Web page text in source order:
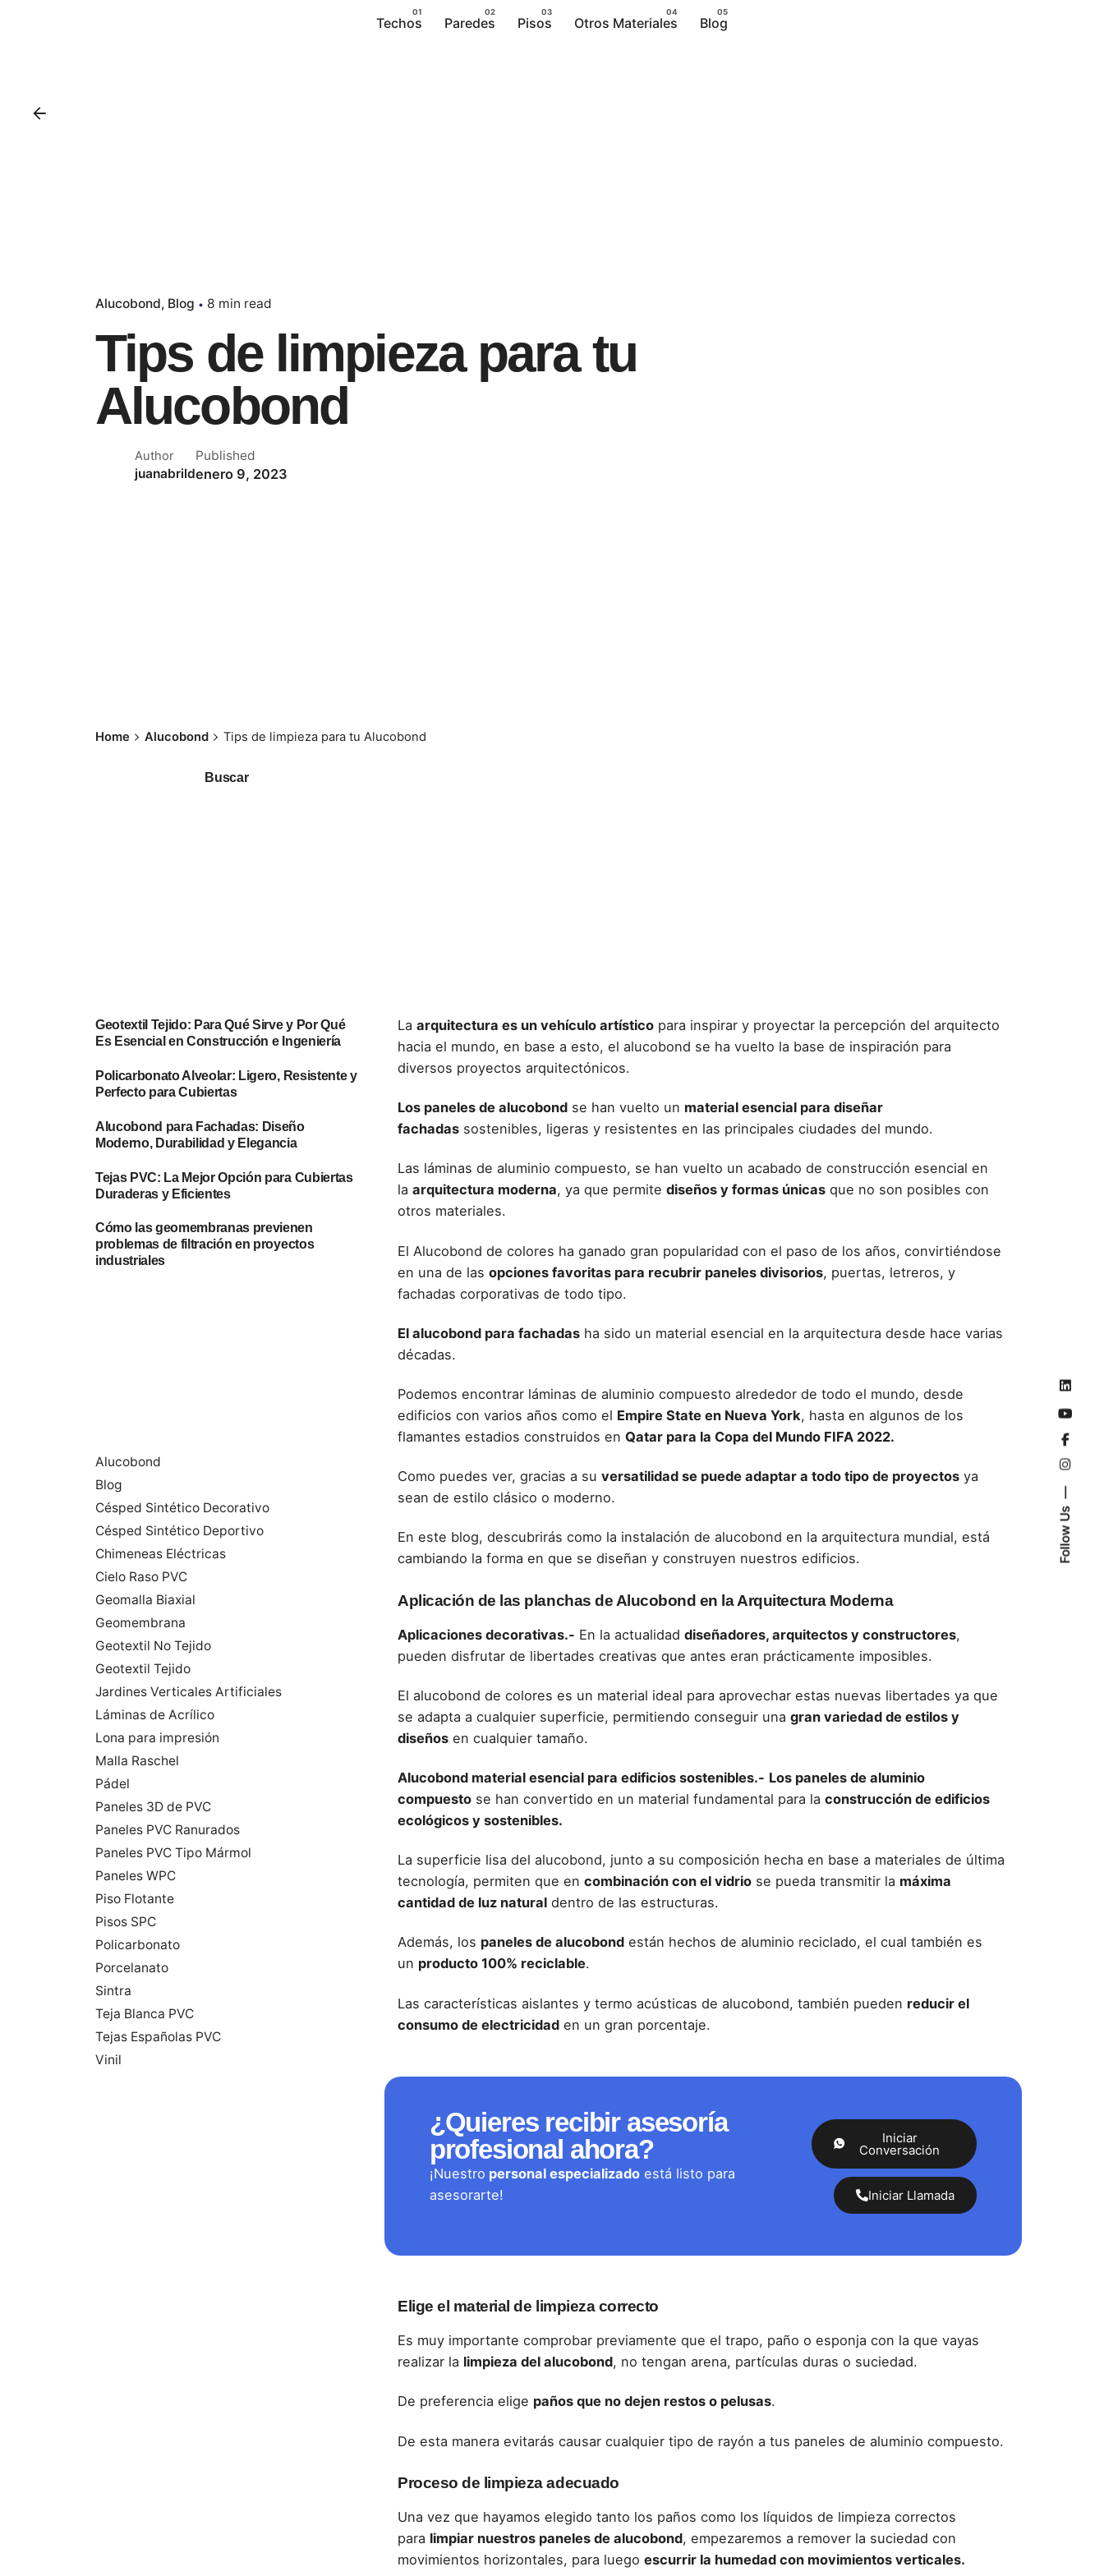
Follow Us
Techos Paredes Pisos Otros Materiales Blog
Alucobond Blog 8 min read
Tips de limpieza para tu
Alucobond
Author
juanabrild
Published
enero 9, 2023
Home Alucobond Tips de limpieza para tu Alucobond
Buscar
Geotextil Tejido: Para Qué Sirve y Por Qué
Es Esencial en Construcción e Ingeniería
Policarbonato Alveolar: Ligero, Resistente y
Perfecto para Cubiertas
Alucobond para Fachadas: Diseño
Moderno, Durabilidad y Elegancia
Tejas PVC: La Mejor Opción para Cubiertas
Duraderas y Eficientes
Cómo las geomembranas previenen
problemas de filtración en proyectos
industriales
Alucobond
Blog
Césped Sintético Decorativo
Césped Sintético Deportivo
Chimeneas Eléctricas
Cielo Raso PVC
Geomalla Biaxial
Geomembrana
Geotextil No Tejido
Geotextil Tejido
Jardines Verticales Artificiales
Láminas de Acrílico
Lona para impresión
Malla Raschel
Pádel
Paneles 3D de PVC
Paneles PVC Ranurados
Paneles PVC Tipo Mármol
Paneles WPC
Piso Flotante
Pisos SPC
Policarbonato
Porcelanato
Sintra
Teja Blanca PVC
Tejas Españolas PVC
Vinil
La arquitectura es un vehículo artístico para inspirar y proyectar la percepción del arquitecto
hacia el mundo, en base a esto, el alucobond se ha vuelto la base de inspiración para
diversos proyectos arquitectónicos.
Los paneles de alucobond se han vuelto un material esencial para diseñar
fachadas sostenibles, ligeras y resistentes en las principales ciudades del mundo.
Las láminas de aluminio compuesto, se han vuelto un acabado de construcción esencial en
la arquitectura moderna, ya que permite diseños y formas únicas que no son posibles con
otros materiales.
El Alucobond de colores ha ganado gran popularidad con el paso de los años, convirtiéndose
en una de las opciones favoritas para recubrir paneles divisorios, puertas, letreros, y
fachadas corporativas de todo tipo.
El alucobond para fachadas ha sido un material esencial en la arquitectura desde hace varias
décadas.
Podemos encontrar láminas de aluminio compuesto alrededor de todo el mundo, desde
edificios con varios años como el Empire State en Nueva York, hasta en algunos de los
flamantes estadios construidos en Qatar para la Copa del Mundo FIFA 2022.
Como puedes ver, gracias a su versatilidad se puede adaptar a todo tipo de proyectos ya
sean de estilo clásico o moderno.
En este blog, descubrirás como la instalación de alucobond en la arquitectura mundial, está
cambiando la forma en que se diseñan y construyen nuestros edificios.
Aplicación de las planchas de Alucobond en la Arquitectura Moderna
Aplicaciones decorativas.- En la actualidad diseñadores, arquitectos y constructores,
pueden disfrutar de libertades creativas que antes eran prácticamente imposibles.
El alucobond de colores es un material ideal para aprovechar estas nuevas libertades ya que
se adapta a cualquier superficie, permitiendo conseguir una gran variedad de estilos y
diseños en cualquier tamaño.
Alucobond material esencial para edificios sostenibles.- Los paneles de aluminio
compuesto se han convertido en un material fundamental para la construcción de edificios
ecológicos y sostenibles.
La superficie lisa del alucobond, junto a su composición hecha en base a materiales de última
tecnología, permiten que en combinación con el vidrio se pueda transmitir la máxima
cantidad de luz natural dentro de las estructuras.
Además, los paneles de alucobond están hechos de aluminio reciclado, el cual también es
un producto 100% reciclable.
Las características aislantes y termo acústicas de alucobond, también pueden reducir el
consumo de electricidad en un gran porcentaje.
¿Quieres recibir asesoría
profesional ahora?
¡Nuestro personal especializadoestá listo para
asesorarte!
Iniciar
Conversación
Iniciar Llamada
Elige el material de limpieza correcto
Es muy importante comprobar previamente que el trapo, paño o esponja con la que vayas
realizar la limpieza del alucobond, no tengan arena, partículas duras o suciedad.
De preferencia elige paños que no dejen restos o pelusas.
De esta manera evitarás causar cualquier tipo de rayón a tus paneles de aluminio compuesto.
Proceso de limpieza adecuado
Una vez que hayamos elegido tanto los paños como los líquidos de limpieza correctos
para limpiar nuestros paneles de alucobond, empezaremos a remover la suciedad con
movimientos horizontales, para luego escurrir la humedad con movimientos verticales.